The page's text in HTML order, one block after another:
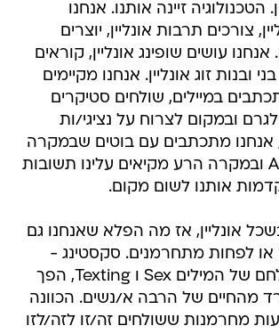
הטכנולוגיה זיינה אותנו. אנחנו
צורכים תרבות אונליין, יוצרים
אנחנו עושים שופינג אונליין, קוראים
ובנות זוג אונליין. אנחנו מקיימים
במיילים, שולחים סטיקרים
ובמקום לצרוח על נציגי/ות
אנחנו מתכתבים עם בוטים שבמקרה
הטוב מבוססי AI ובמקרה הרע מקיאים עלינו תשובות
אותנו לשום מקום.
בשכל אונליין, אז מה הפלא שאנחנו גם
או לפחות מתחרמנים. סקסטינג -
מינוח שהוא הלחם של המילים Sex ו Texting, הפך
מהחיים של הרבה א/נשים. הכוונה
מחרמנות ששולחים זה/זו לזה/לזו